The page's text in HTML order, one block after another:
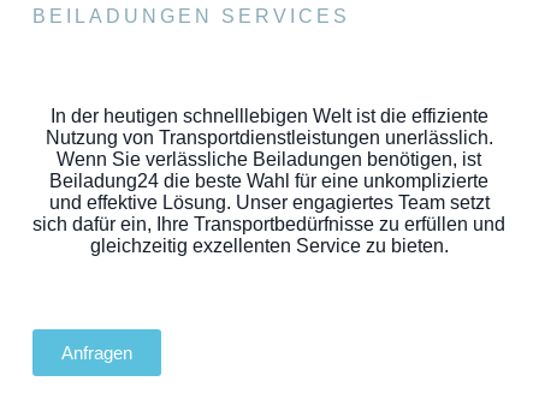
BEILADUNGEN SERVICES
In der heutigen schnelllebigen Welt ist die effiziente
Nutzung von Transportdienstleistungen unerlässlich.
Wenn Sie verlässliche Beiladungen benötigen, ist
Beiladung24 die beste Wahl für eine unkomplizierte
und effektive Lösung. Unser engagiertes Team setzt
sich dafür ein, Ihre Transportbedürfnisse zu erfüllen und
gleichzeitig exzellenten Service zu bieten.
Anfragen